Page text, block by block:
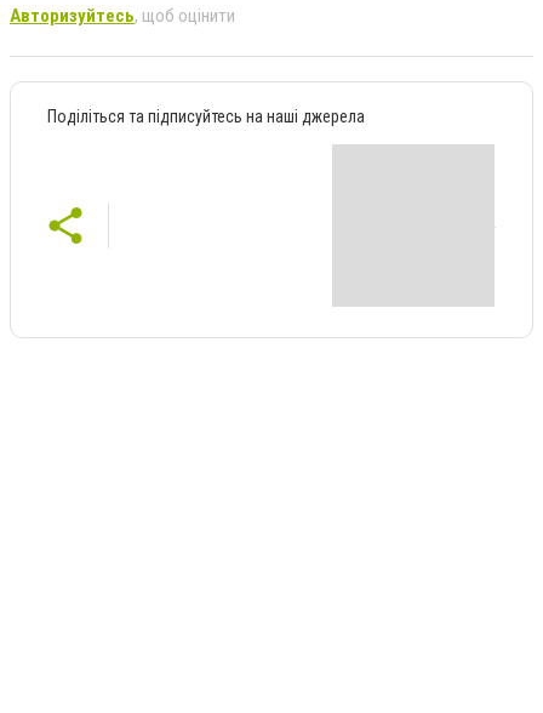
Авторизуйтесь, щоб оцінити
Поділіться та підписуйтесь на наші джерела